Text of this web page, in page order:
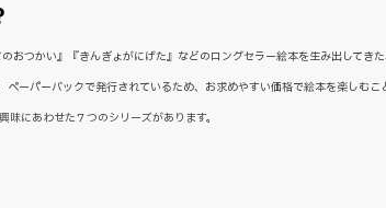
つかい』『きんぎょがにげた』などのロングセラー絵本を生み出してきた
ーパーバックで発行されているため、お求めやすい価格で絵本を楽しむこ
にあわせた７つのシリーズがあります。